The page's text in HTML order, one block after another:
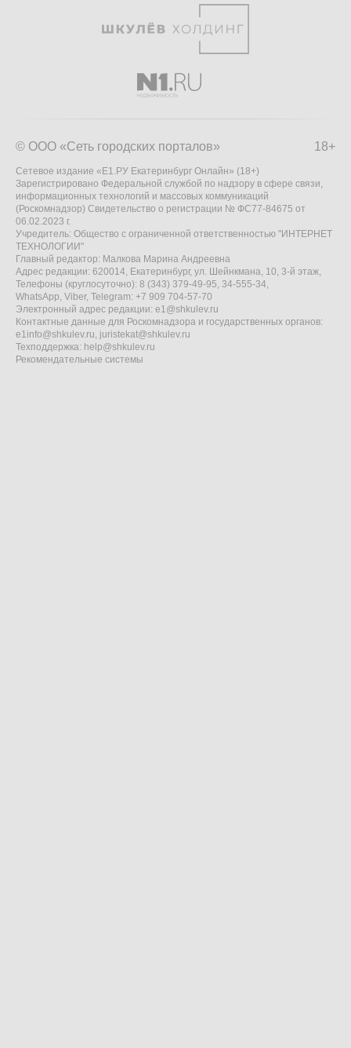
18+
© ООО «Сеть городских порталов»
Сетевое издание «Е1.РУ Екатеринбург Онлайн» (18+)
Зарегистрировано Федеральной службой по надзору в сфере связи,
информационных технологий и массовых коммуникаций
(Роскомнадзор) Свидетельство о регистрации № ФС77-84675 от
06.02.2023 г.
Учредитель: Общество с ограниченной ответственностью "ИНТЕРНЕТ
ТЕХНОЛОГИИ"
Главный редактор: Малкова Марина Андреевна
Адрес редакции: 620014, Екатеринбург, ул. Шейнкмана, 10, 3-й этаж,
Телефоны (круглосуточно): 8 (343) 379-49-95, 34-555-34,
WhatsApp, Viber, Telegram: +7 909 704-57-70
Электронный адрес редакции: e1@shkulev.ru
Контактные данные для Роскомнадзора и государственных органов:
e1info@shkulev.ru, juristekat@shkulev.ru
Техподдержка: help@shkulev.ru
Рекомендательные системы